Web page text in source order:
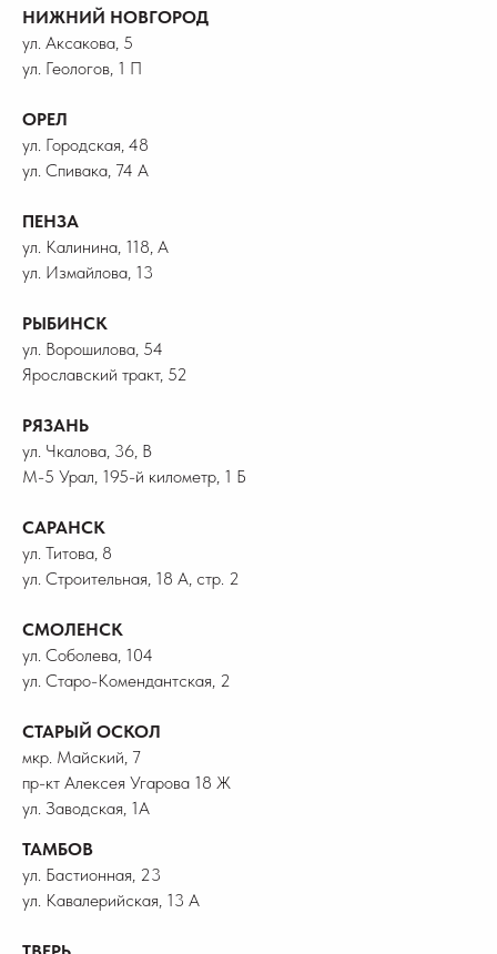
НИЖНИЙ НОВГОРОД
ул. Аксакова, 5
ул. Геологов, 1 П
ОРЕЛ
ул. Городская, 48
ул. Спивака, 74 А
ПЕНЗА
ул. Калинина, 118, А
ул. Измайлова, 13
РЫБИНСК
ул. Ворошилова, 54
Ярославский тракт, 52
РЯЗАНЬ
ул. Чкалова, 36, В
М-5 Урал, 195-й километр, 1 Б
САРАНСК
ул. Титова, 8
ул. Строительная, 18 А, стр. 2
СМОЛЕНСК
ул. Соболева, 104
ул. Старо-Комендантская, 2
СТАРЫЙ ОСКОЛ
мкр. Майский, 7
пр-кт Алексея Угарова 18 Ж
ул. Заводская, 1А
ТАМБОВ
ул. Бастионная, 23
ул. Кавалерийская, 13 А